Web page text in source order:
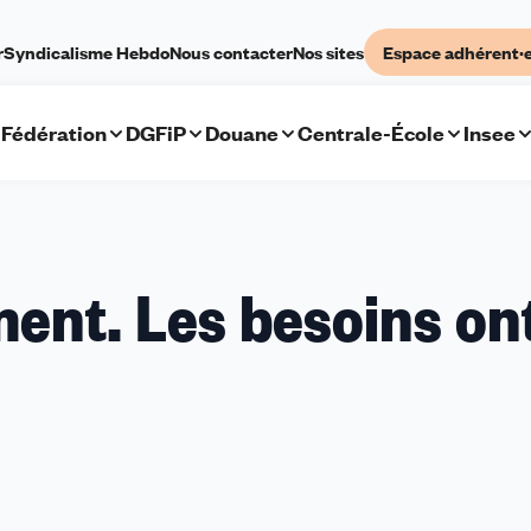
Syndicalisme HebdoNous contacterNos sites Espace
Fédération DGFiP Douane Centrale-École Insee
Les besoins